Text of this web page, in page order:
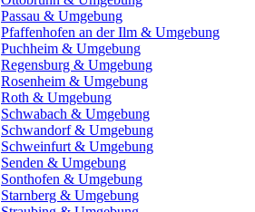
Passau & Umgebung
Pfaffenhofen an der Ilm & Umgebung
Puchheim & Umgebung
Regensburg & Umgebung
Rosenheim & Umgebung
Roth & Umgebung
Schwabach & Umgebung
Schwandorf & Umgebung
Schweinfurt & Umgebung
Senden & Umgebung
Sonthofen & Umgebung
Starnberg & Umgebung